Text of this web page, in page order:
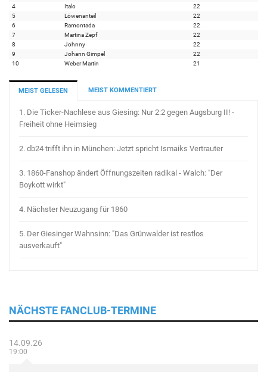
4
Italo
22
5
Löwenanteil
22
6
Ramontada
22
7
Martina Zepf
22
8
Johnny
22
9
Johann Gimpel
22
10
Weber Martin 21
MEIST GELESEN MEIST KOMMENTIERT
1. Die Ticker-Nachlese aus Giesing: Nur 2:2 gegen Augsburg II! -
Freiheit ohne Heimsieg
2. db24 trifft ihn in München: Jetzt spricht Ismaiks Vertrauter
3. 1860-Fanshop ändert Öffnungszeiten radikal - Walch: "Der
Boykott wirkt"
4. Nächster Neuzugang für 1860
5. Der Giesinger Wahnsinn: "Das Grünwalder ist restlos
ausverkauft"
NÄCHSTE FANCLUB-TERMINE
14.09.26
19:00